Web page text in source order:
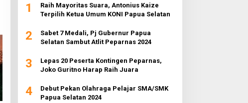
1
Raih Mayoritas Suara, Antonius Kaize
Terpilih Ketua Umum KONI Papua Selatan
2
Sabet 7 Medali, Pj Gubernur Papua
Selatan Sambut Atlit Peparnas 2024
3
Lepas 20 Peserta Kontingen Peparnas,
Joko Guritno Harap Raih Juara
4
Debut Pekan Olahraga Pelajar SMA/SMK
Papua Selatan 2024